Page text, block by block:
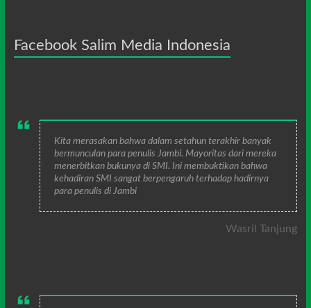
Facebook Salim Media Indonesia
Kita merasakan bahwa dalam setahun terakhir banyak
bermunculan para penulis Jambi. Mayoritas dari mereka
menerbitkan bukunya di SMI. Ini membuktikan bahwa
kehadiran SMI sangat berpengaruh terhadap hadirnya
para penulis di Jambi
Wasril Tanjung